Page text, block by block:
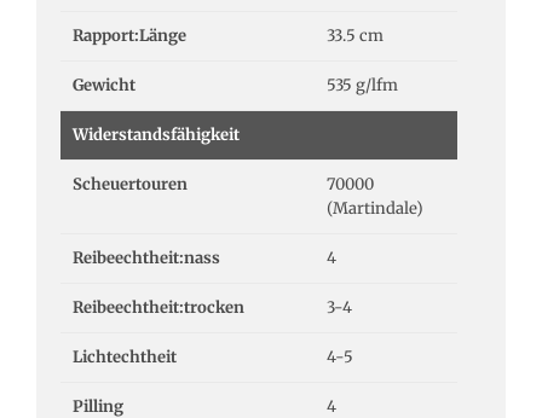
Rapport:Länge 33.5 cm
Gewicht 535 g/lfm
Widerstandsfähigkeit
Scheuertouren
70000
(Martindale)
Reibeechtheit:nass 4
Reibeechtheit:trocken 3-4
Lichtechtheit 4-5
Pilling 4